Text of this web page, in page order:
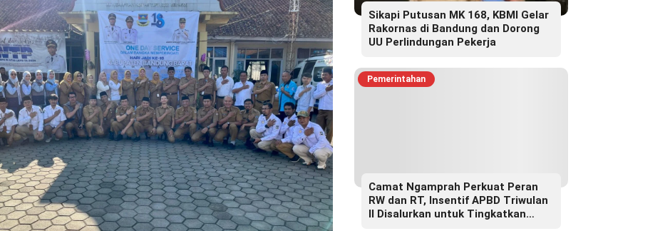
Sikapi Putusan MK 168, KBMI Gelar
Rakornas di Bandung dan Dorong
UU Perlindungan Pekerja
Pemerintahan
Camat Ngamprah Perkuat Peran
RW dan RT, Insentif APBD Triwulan
II Disalurkan untuk Tingkatkan